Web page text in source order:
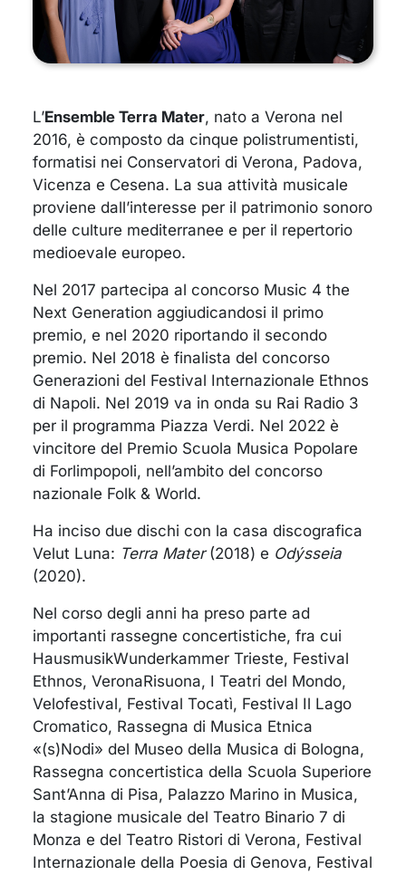
L’Ensemble Terra Mater, nato a Verona nel
2016, è composto da cinque polistrumentisti,
formatisi nei Conservatori di Verona, Padova,
Vicenza e Cesena. La sua attività musicale
proviene dall’interesse per il patrimonio sonoro
delle culture mediterranee e per il repertorio
medioevale europeo.
Nel 2017 partecipa al concorso Music 4 the
Next Generation aggiudicandosi il primo
premio, e nel 2020 riportando il secondo
premio. Nel 2018 è finalista del concorso
Generazioni del Festival Internazionale Ethnos
di Napoli. Nel 2019 va in onda su Rai Radio 3
per il programma Piazza Verdi. Nel 2022 è
vincitore del Premio Scuola Musica Popolare
di Forlimpopoli, nell’ambito del concorso
nazionale Folk & World.
Ha inciso due dischi con la casa discografica
Velut Luna: Terra Mater(2018) e Odýsseia
(2020).
Nel corso degli anni ha preso parte ad
importanti rassegne concertistiche, fra cui
HausmusikWunderkammer Trieste, Festival
Ethnos, VeronaRisuona, I Teatri del Mondo,
Velofestival, Festival Tocatì, Festival Il Lago
Cromatico, Rassegna di Musica Etnica
«(s)Nodi» del Museo della Musica di Bologna,
Rassegna concertistica della Scuola Superiore
Sant’Anna di Pisa, Palazzo Marino in Musica,
la stagione musicale del Teatro Binario 7 di
Monza e del Teatro Ristori di Verona, Festival
Internazionale della Poesia di Genova, Festival